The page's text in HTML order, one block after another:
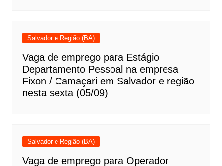
Salvador e Região (BA)
Vaga de emprego para Estágio
Departamento Pessoal na empresa
Fixon / Camaçari em Salvador e região
nesta sexta (05/09)
Salvador e Região (BA)
Vaga de emprego para Operador